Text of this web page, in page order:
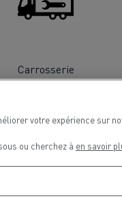
Carrosserie
votre expérience sur
ou cherchez à en savoir